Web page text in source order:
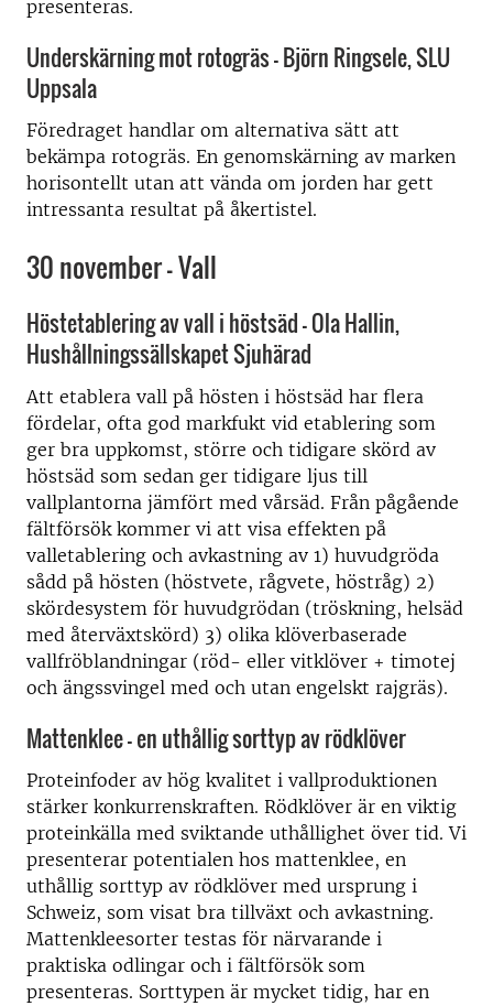
presenteras.
Underskärning mot rotogräs – Björn Ringsele, SLU
Uppsala
Föredraget handlar om alternativa sätt att
bekämpa rotogräs. En genomskärning av marken
horisontellt utan att vända om jorden har gett
intressanta resultat på åkertistel.
30 november – Vall
Höstetablering av vall i höstsäd – Ola Hallin,
Hushållningssällskapet Sjuhärad
Att etablera vall på hösten i höstsäd har flera
fördelar, ofta god markfukt vid etablering som
ger bra uppkomst, större och tidigare skörd av
höstsäd som sedan ger tidigare ljus till
vallplantorna jämfört med vårsäd. Från pågående
fältförsök kommer vi att visa effekten på
valletablering och avkastning av 1) huvudgröda
sådd på hösten (höstvete, rågvete, höstråg) 2)
skördesystem för huvudgrödan (tröskning, helsäd
med återväxtskörd) 3) olika klöverbaserade
vallfröblandningar (röd- eller vitklöver + timotej
och ängssvingel med och utan engelskt rajgräs).
Mattenklee – en uthållig sorttyp av rödklöver
Proteinfoder av hög kvalitet i vallproduktionen
stärker konkurrenskraften. Rödklöver är en viktig
proteinkälla med sviktande uthållighet över tid. Vi
presenterar potentialen hos mattenklee, en
uthållig sorttyp av rödklöver med ursprung i
Schweiz, som visat bra tillväxt och avkastning.
Mattenkleesorter testas för närvarande i
praktiska odlingar och i fältförsök som
presenteras. Sorttypen är mycket tidig, har en